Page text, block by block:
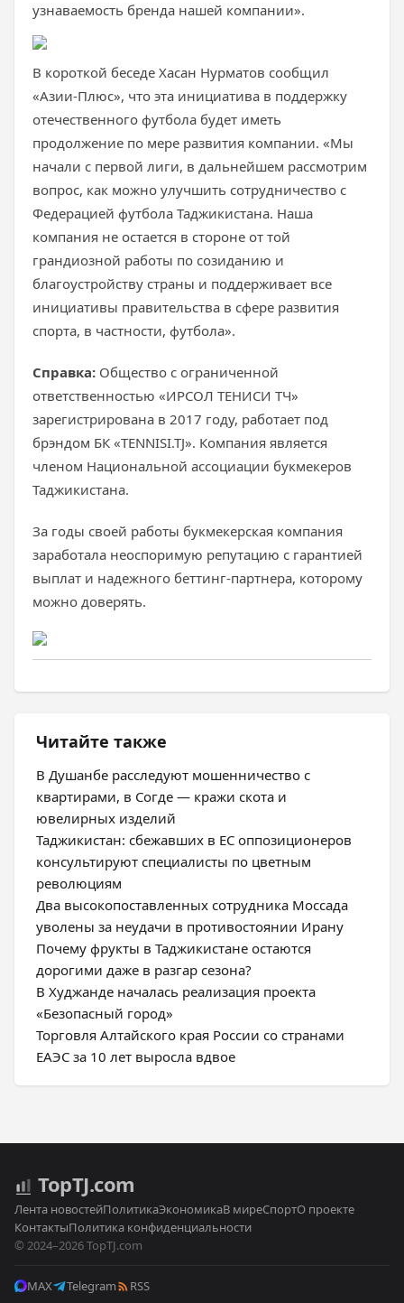
узнаваемость бренда нашей компании».
В короткой беседе Хасан Нурматов сообщил
«Азии-Плюс», что эта инициатива в поддержку
отечественного футбола будет иметь
продолжение по мере развития компании. «Мы
начали с первой лиги, в дальнейшем рассмотрим
вопрос, как можно улучшить сотрудничество с
Федерацией футбола Таджикистана. Наша
компания не остается в стороне от той
грандиозной работы по созиданию и
благоустройству страны и поддерживает все
инициативы правительства в сфере развития
спорта, в частности, футбола».
Справка: Общество с ограниченной
ответственностью «ИРСОЛ ТЕНИСИ ТЧ»
зарегистрирована в 2017 году, работает под
брэндом БК «TENNISI.TJ». Компания является
членом Национальной ассоциации букмекеров
Таджикистана.
За годы своей работы букмекерская компания
заработала неоспоримую репутацию с гарантией
выплат и надежного беттинг-партнера, которому
можно доверять.
Читайте также
В Душанбе расследуют мошенничество с
квартирами, в Согде — кражи скота и
ювелирных изделий
Таджикистан: сбежавших в ЕС оппозиционеров
консультируют специалисты по цветным
революциям
Два высокопоставленных сотрудника Моссада
уволены за неудачи в противостоянии Ирану
Почему фрукты в Таджикистане остаются
дорогими даже в разгар сезона?
В Худжанде началась реализация проекта
«Безопасный город»
Торговля Алтайского края России со странами
ЕАЭС за 10 лет выросла вдвое
TopTJ.com
Лента новостейПолитикаЭкономикаВ миреСпортО проекте
КонтактыПолитика конфиденциальности
© 2024–2026 TopTJ.com
MAX Telegram RSS